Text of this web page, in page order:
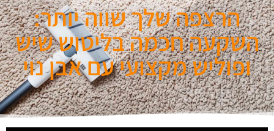
הרצפה שלך שווה יותר:
השקעה חכמה בליטוש שיש
ופוליש מקצועי עם אבן נוי